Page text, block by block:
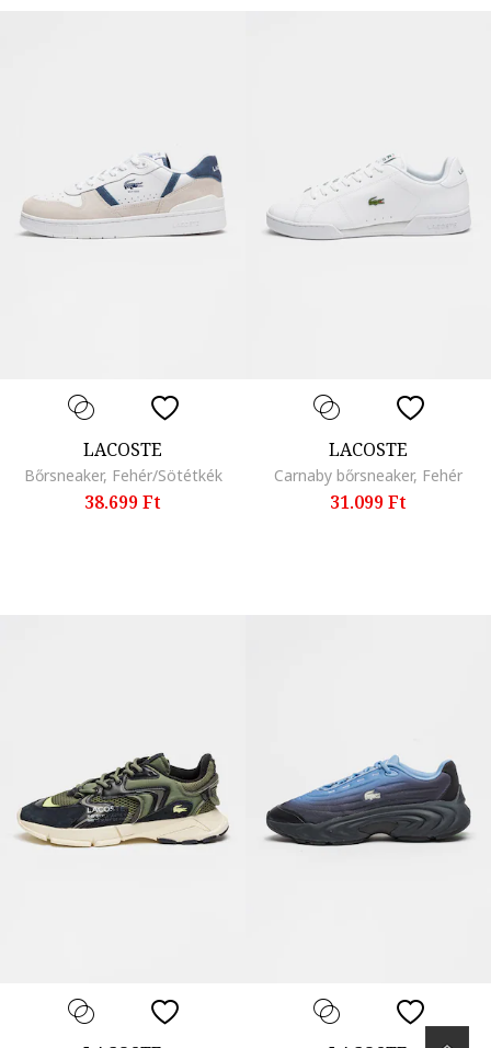
LACOSTE
Bőrsneaker, Fehér/Sötétkék
38.699 Ft
LACOSTE
Carnaby bőrsneaker, Fehér
31.099 Ft